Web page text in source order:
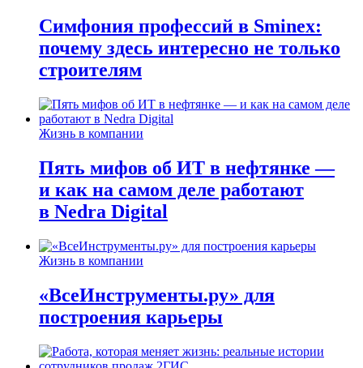
Симфония профессий в Sminex:
почему здесь интересно не только
строителям
Жизнь в компании
Пять мифов об ИТ в нефтянке —
и как на самом деле работают
в Nedra Digital
Жизнь в компании
«ВсеИнструменты.ру» для
построения карьеры